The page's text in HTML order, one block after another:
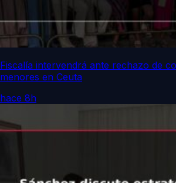
Fiscalía intervendrá ante rechazo de
menores en Ceuta
hace 8h